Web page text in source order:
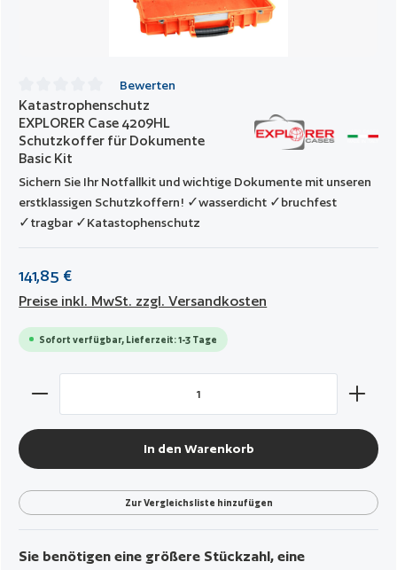
Durchschnittliche Bewertung von 0 von 5 Sternen
Bewerten
Katastrophenschutz
EXPLORER Case 4209HL
Schutzkoffer für Dokumente
Basic Kit
Sichern Sie Ihr Notfallkit und wichtige Dokumente mit unseren
erstklassigen Schutzkoffern! ✓wasserdicht ✓bruchfest
✓tragbar ✓Katastophenschutz
141,85 €
Preise inkl. MwSt. zzgl. Versandkosten
Sofort verfügbar, Lieferzeit: 1-3 Tage
Produkt Anzahl: Gib den gewünschten Wert ein oder
In den Warenkorb
Zur Vergleichsliste hinzufügen
Sie benötigen eine größere Stückzahl, eine